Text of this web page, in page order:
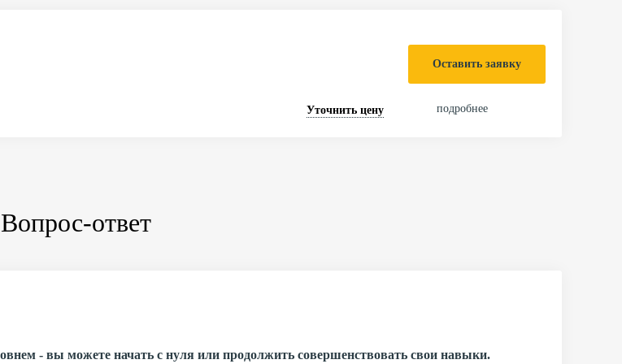
Уточнить цену
Оставить заявку
подробнее
Вопрос-ответ
- вы можете начать с нуля или продолжить совершенствовать свои навыки.